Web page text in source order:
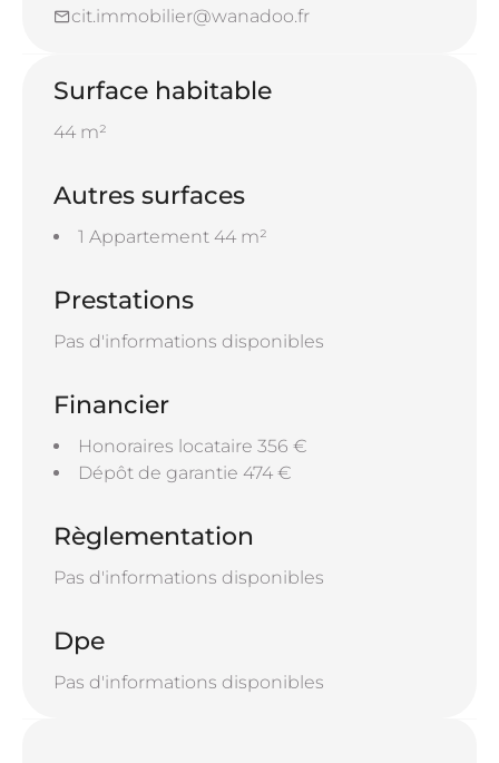
cit.immobilier@wanadoo.fr
Surface habitable
44 m²
Autres surfaces
1 Appartement 44 m²
Prestations
Pas d'informations disponibles
Financier
Honoraires locataire 356 €
Dépôt de garantie 474 €
Règlementation
Pas d'informations disponibles
Dpe
Pas d'informations disponibles